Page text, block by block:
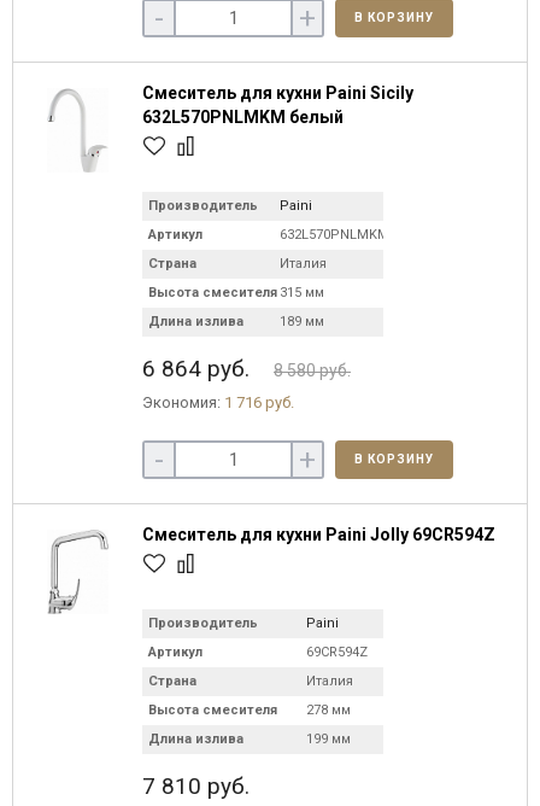
- + В КОРЗИНУ
Смеситель для кухни Paini Sicily
632L570PNLMKM белый
Производитель
Paini
Артикул
632L570PNLMKM
Страна
Италия
Высота смесителя 315 мм
Длина излива
189 мм
6 864 руб. 8 580 руб.
Экономия: 1 716 руб.
- + В КОРЗИНУ
Смеситель для кухни Paini Jolly 69CR594Z
Производитель
Paini
Артикул
69CR594Z
Страна
Италия
Высота смесителя
278 мм
Длина излива
199 мм
7 810 руб.